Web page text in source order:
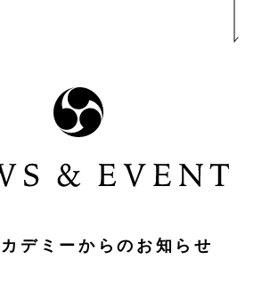
デミーからのお知らせ